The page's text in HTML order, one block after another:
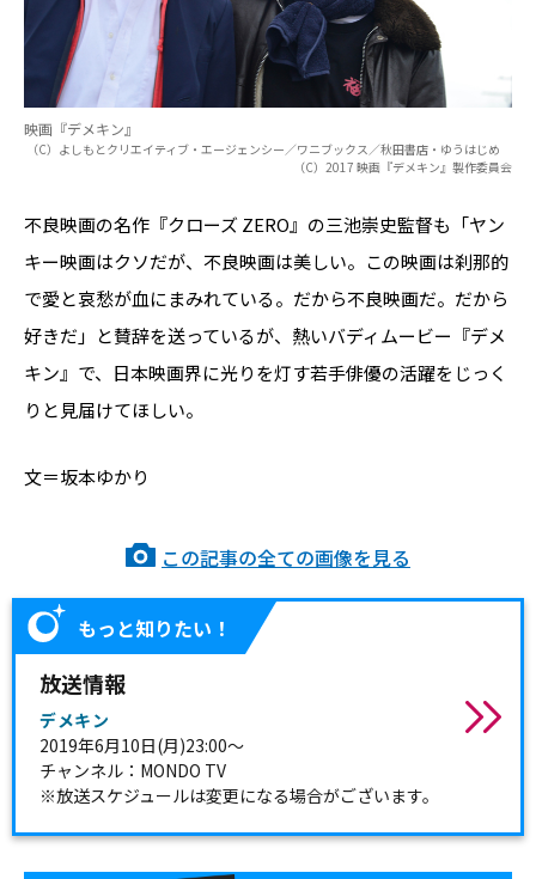
映画『デメキン』
（C）よしもとクリエイティブ・エージェンシー／ワニブックス／秋田書店・ゆうはじめ
（C）2017 映画『デメキン』製作委員会
不良映画の名作『クローズ ZERO』の三池崇史監督も「ヤン
キー映画はクソだが、不良映画は美しい。この映画は刹那的
で愛と哀愁が血にまみれている。だから不良映画だ。だから
好きだ」と賛辞を送っているが、熱いバディムービー『デメ
キン』で、日本映画界に光りを灯す若手俳優の活躍をじっく
りと見届けてほしい。
文＝坂本ゆかり
この記事の全ての画像を見る
もっと知りたい！
放送情報
デメキン
2019年6月10日(月)23:00～
チャンネル：MONDO TV
※放送スケジュールは変更になる場合がございます。